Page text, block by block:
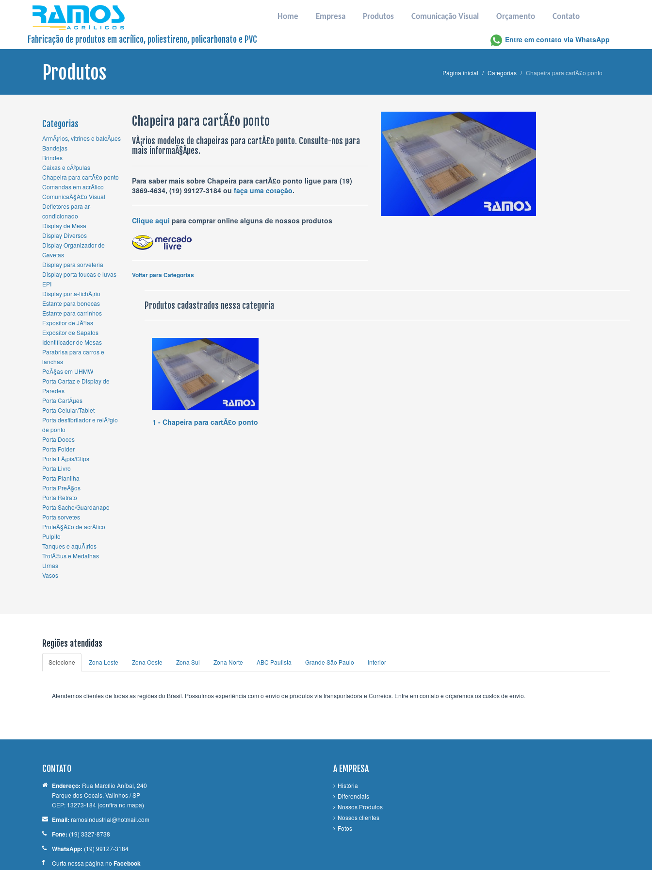
Home Empresa Produtos Comunicação Visual Orçamento Contato
Fabricação de produtos em acrílico, poliestireno, policarbonato e PVC Entre em contato via WhatsApp
Produtos Página inicial / Categorias / Chapeira para cartÃ£o ponto
Categorias
ArmÃ¡rios, vitrines e balcÃµes
Bandejas
Brindes
Caixas e cÃºpulas
Chapeira para cartÃ£o ponto
Comandas em acrÃ­lico
ComunicaÃ§Ã£o Visual
Defletores para ar-
condicionado
Display de Mesa
Display Diversos
Display Organizador de
Gavetas
Display para sorveteria
Display porta toucas e luvas -
EPI
Display porta-fichÃ¡rio
Estante para bonecas
Estante para carrinhos
Expositor de JÃ³ias
Expositor de Sapatos
Identificador de Mesas
Parabrisa para carros e
lanchas
PeÃ§as em UHMW
Porta Cartaz e Display de
Paredes
Porta CartÃµes
Porta Celular/Tablet
Porta desfibrilador e relÃ³gio
de ponto
Porta Doces
Porta Folder
Porta LÃ¡pis/Clips
Porta Livro
Porta Planilha
Porta PreÃ§os
Porta Retrato
Porta Sache/Guardanapo
Porta sorvetes
ProteÃ§Ã£o de acrÃ­lico
Pulpito
Tanques e aquÃ¡rios
TrofÃ©us e Medalhas
Urnas
Vasos
Chapeira para cartÃ£o ponto
VÃ¡rios modelos de chapeiras para cartÃ£o ponto. Consulte-nos para
mais informaÃ§Ãµes.
Para saber mais sobre Chapeira para cartÃ£o ponto ligue para (19)
3869-4634, (19) 99127-3184 ou faça uma cotação.
Clique aqui para comprar online alguns de nossos produtos
Voltar para Categorias
Produtos cadastrados nessa categoria
1 - Chapeira para cartÃ£o ponto
Regiões atendidas
Selecione Zona Leste Zona Oeste Zona Sul Zona Norte ABC Paulista Grande São Paulo Interior
Atendemos clientes de todas as regiões do Brasil. Possuímos experiência com o envio de produtos via transportadora e Correios. Entre em contato e orçaremos os custos de envio.
CONTATO
Endereço: Rua Marcílio Aníbal, 240
Parque dos Cocais, Valinhos / SP
CEP: 13273-184 (confira no mapa)
Email: ramosindustrial@hotmail.com
Fone: (19) 3327-8738
WhatsApp: (19) 99127-3184
Curta nossa página no Facebook
A EMPRESA
História
Diferenciais
Nossos Produtos
Nossos clientes
Fotos